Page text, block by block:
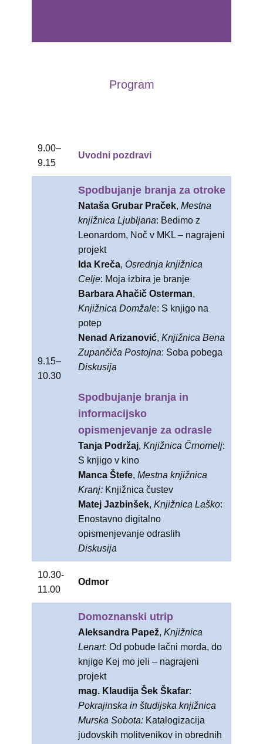
Program
9.00–
9.15
Uvodni pozdravi
9.15–
10.30
Spodbujanje branja za otroke
Nataša Grubar Praček, Mestna
knjižnica Ljubljana: Bedimo z
Leonardom, Noč v MKL – nagrajeni
projekt
Ida Kreča, Osrednja knjižnica
Celje: Moja izbira je branje
Barbara Ahačič Osterman,
Knjižnica Domžale: S knjigo na
potep
Nenad Arizanović, Knjižnica Bena
Zupančiča Postojna: Soba pobega
Diskusija
Spodbujanje branja in
informacijsko
opismenjevanje za odrasle
Tanja Podržaj, Knjižnica Črnomelj:
S knjigo v kino
Manca Štefe, Mestna knjižnica
Kranj: Knjižnica čustev
Matej Jazbinšek, Knjižnica Laško:
Enostavno digitalno
opismenjevanje odraslih
Diskusija
10.30-
11.00
Odmor
Domoznanski utrip
Aleksandra Papež, Knjižnica
Lenart: Od pobude lačni morda, do
knjige Kej mo jeli – nagrajeni
projekt
mag. Klaudija Šek Škafar:
Pokrajinska in študijska knjižnica
Murska Sobota: Katalogizacija
judovskih molitvenikov in obrednih